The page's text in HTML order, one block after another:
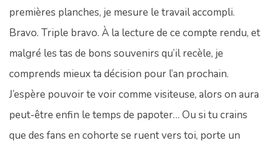
premières planches, je mesure le travail accompli.
Bravo. Triple bravo. À la lecture de ce compte rendu, et
malgré les tas de bons souvenirs qu’il recèle, je
comprends mieux ta décision pour l’an prochain.
J’espère pouvoir te voir comme visiteuse, alors on aura
peut-être enfin le temps de papoter… Ou si tu crains
que des fans en cohorte se ruent vers toi, porte un